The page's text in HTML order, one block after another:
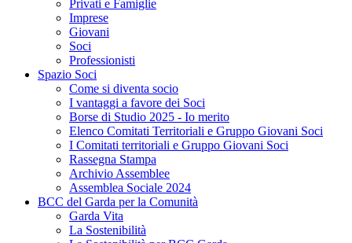
Privati e Famiglie
Imprese
Giovani
Soci
Professionisti
Spazio Soci
Come si diventa socio
I vantaggi a favore dei Soci
Borse di Studio 2025 - Io merito
Elenco Comitati Territoriali e Gruppo Giovani Soci
I Comitati territoriali e Gruppo Giovani Soci
Rassegna Stampa
Archivio Assemblee
Assemblea Sociale 2024
BCC del Garda per la Comunità
Garda Vita
La Sostenibilità